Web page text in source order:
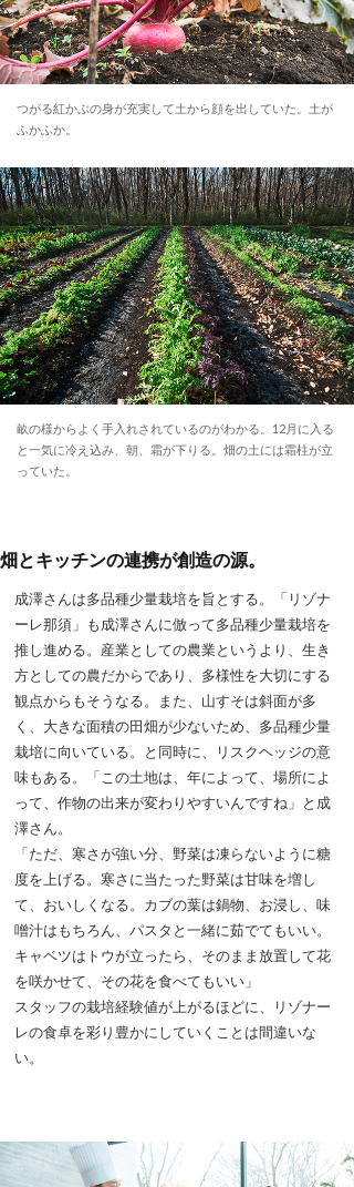
つがる紅かぶの身が充実して土から顔を出していた。土が
ふかふか。
畝の様からよく手入れされているのがわかる。12月に入る
と一気に冷え込み、朝、霜が下りる。畑の土には霜柱が立
っていた。
畑とキッチンの連携が創造の源。
成澤さんは多品種少量栽培を旨とする。「リゾナ
ーレ那須」も成澤さんに倣って多品種少量栽培を
推し進める。産業としての農業というより、生き
方としての農だからであり、多様性を大切にする
観点からもそうなる。また、山すそは斜面が多
く、大きな面積の田畑が少ないため、多品種少量
栽培に向いている。と同時に、リスクヘッジの意
味もある。「この土地は、年によって、場所によ
って、作物の出来が変わりやすいんですね」と成
澤さん。
「ただ、寒さが強い分、野菜は凍らないように糖
度を上げる。寒さに当たった野菜は甘味を増し
て、おいしくなる。カブの葉は鍋物、お浸し、味
噌汁はもちろん、パスタと一緒に茹でてもいい。
キャベツはトウが立ったら、そのまま放置して花
を咲かせて、その花を食べてもいい」
スタッフの栽培経験値が上がるほどに、リゾナー
レの食卓を彩り豊かにしていくことは間違いな
い。